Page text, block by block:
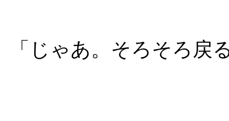
「じゃあ。そろそろ戻